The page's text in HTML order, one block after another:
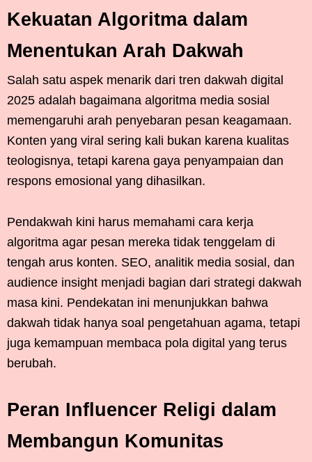
Kekuatan Algoritma dalam
Menentukan Arah Dakwah
Salah satu aspek menarik dari tren dakwah digital
2025 adalah bagaimana algoritma media sosial
memengaruhi arah penyebaran pesan keagamaan.
Konten yang viral sering kali bukan karena kualitas
teologisnya, tetapi karena gaya penyampaian dan
respons emosional yang dihasilkan.
Pendakwah kini harus memahami cara kerja
algoritma agar pesan mereka tidak tenggelam di
tengah arus konten. SEO, analitik media sosial, dan
audience insight menjadi bagian dari strategi dakwah
masa kini. Pendekatan ini menunjukkan bahwa
dakwah tidak hanya soal pengetahuan agama, tetapi
juga kemampuan membaca pola digital yang terus
berubah.
Peran Influencer Religi dalam
Membangun Komunitas